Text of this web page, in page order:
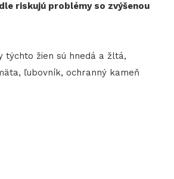
riskujú problémy so zvýšenou
žien sú hnedá a žltá,
ľubovník, ochranný kameň